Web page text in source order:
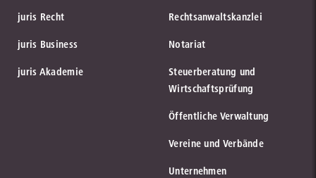
juris Recht
juris Business
juris Akademie
Rechtsanwaltskanzlei
Notariat
Steuerberatung und
Wirtschaftsprüfung
Öffentliche Verwaltung
Vereine und Verbände
Unternehmen